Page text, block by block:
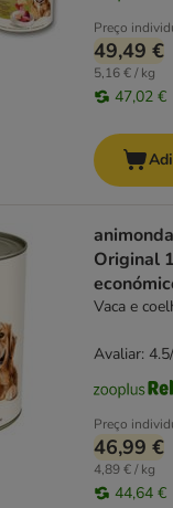
Preço
49,49 €
5,16 € / kg
47,02 €
Original
Vaca e
Preço
46,99 €
4,89 € / kg
44,64 €
Avaliar: